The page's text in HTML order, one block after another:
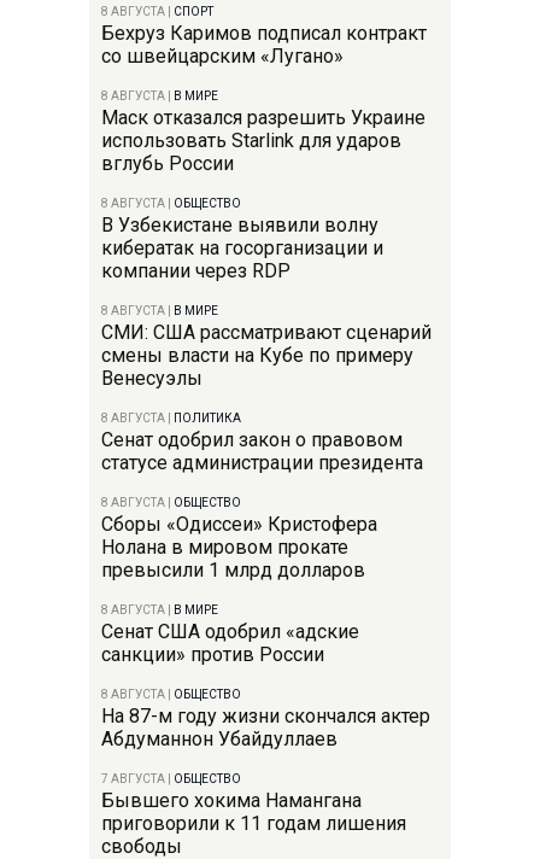
8 АВГУСТА СПОРТ
Бехруз Каримов подписал контракт
со швейцарским «Лугано»
8 АВГУСТА В МИРЕ
Маск отказался разрешить Украине
использовать Starlink для ударов
вглубь России
8 АВГУСТА ОБЩЕСТВО
В Узбекистане выявили волну
кибератак на госорганизации и
компании через RDP
8 АВГУСТА В МИРЕ
СМИ: США рассматривают сценарий
смены власти на Кубе по примеру
Венесуэлы
8 АВГУСТА ПОЛИТИКА
Сенат одобрил закон о правовом
статусе администрации президента
8 АВГУСТА ОБЩЕСТВО
Сборы «Одиссеи» Кристофера
Нолана в мировом прокате
превысили 1 млрд долларов
8 АВГУСТА В МИРЕ
Сенат США одобрил «адские
санкции» против России
8 АВГУСТА ОБЩЕСТВО
На 87-м году жизни скончался актер
Абдуманнон Убайдуллаев
7 АВГУСТА ОБЩЕСТВО
Бывшего хокима Намангана
приговорили к 11 годам лишения
свободы